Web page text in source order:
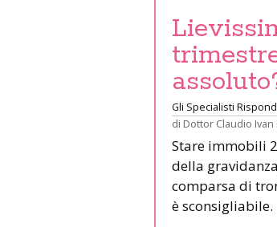
Gli Specialisti
di Dottor Claudio Ivan
Stare immobili
della
comparsa di
è sconsigliabile.